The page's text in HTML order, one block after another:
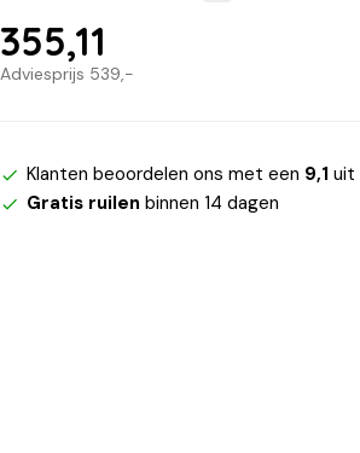
Adviesprijs 539,-
355,11
Klanten beoordelen ons met een 9,1 uit
Gratis ruilen binnen 14 dagen